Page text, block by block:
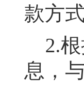
款方
2.
息 ，